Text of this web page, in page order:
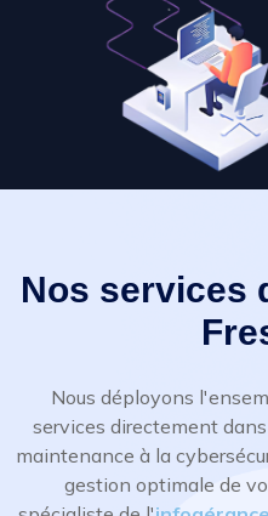
Nos services
Nous déployons
services directement
maintenance à la
gestion optimale de